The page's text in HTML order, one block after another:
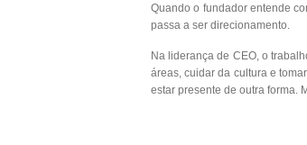
Quando o fundador entende
passa a ser direcionamento.
Na liderança de CEO, o
áreas, cuidar da cultura e
estar presente de outra forma.